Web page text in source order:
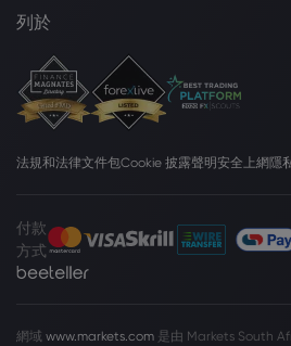
列於
法規和法律文件包Cookie 披露聲明安全上網隱
付款
方式
網域 www.markets.com 是由 Markets South